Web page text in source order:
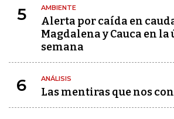
5 AMBIENTE
Alerta por caída en
Magdalena y Cauca en
semana
6 ANÁLISIS
Las mentiras que nos